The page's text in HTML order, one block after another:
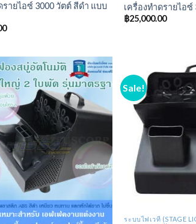
รายไอซ์ 3000 วัตต์ สีดำ แบบ
เครื่องทำดรายไอซ์
฿25,000.00
Sale!
ระบบไฟเวที (STAGE